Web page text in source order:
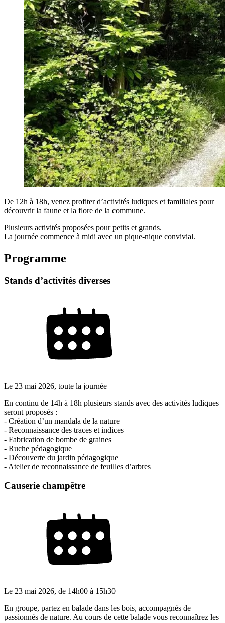
De 12h à 18h, venez profiter d’activités ludiques et familiales pour
découvrir la faune et la flore de la commune.
Plusieurs activités proposées pour petits et grands.
La journée commence à midi avec un pique-nique convivial.
Programme
Stands d’activités diverses
Le 23 mai 2026, toute la journée
En continu de 14h à 18h plusieurs stands avec des activités ludiques
seront proposés :
- Création d’un mandala de la nature
- Reconnaissance des traces et indices
- Fabrication de bombe de graines
- Ruche pédagogique
- Découverte du jardin pédagogique
- Atelier de reconnaissance de feuilles d’arbres
Causerie champêtre
Le 23 mai 2026, de 14h00 à 15h30
En groupe, partez en balade dans les bois, accompagnés de
passionnés de nature. Au cours de cette balade vous reconnaîtrez les